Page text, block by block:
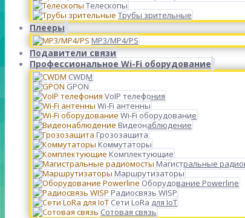
Телескопы
Трубы зрительные
Плееры
MP3/MP4/PS
Подавители связи
Профессиональное Wi-Fi оборудование
CWDM
GPON
VoIP телефония
Wi-Fi антенны
Wi-Fi оборудование
Видеонаблюдение
Грозозащита
Коммутаторы
Комплектующие
Магистральные
Маршрутизаторы
Оборудование Powerline
Радиосвязь WISP
Сети LoRa для IoT
Сотовая связь